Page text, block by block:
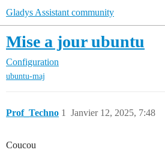
Gladys Assistant community
Mise a jour ubuntu
Configuration
ubuntu-maj
Prof_Techno Janvier 12, 2025, 7:48
1
Coucou